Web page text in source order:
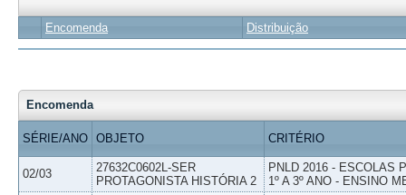
Encomenda Distribuição
Encomenda
SÉRIE/ANO OBJETO CRITÉRIO
02/03
27632C0602L-SER
PROTAGONISTA HISTÓRIA 2
PNLD 2016 - ESCOLAS
1º A 3º ANO - ENSINO